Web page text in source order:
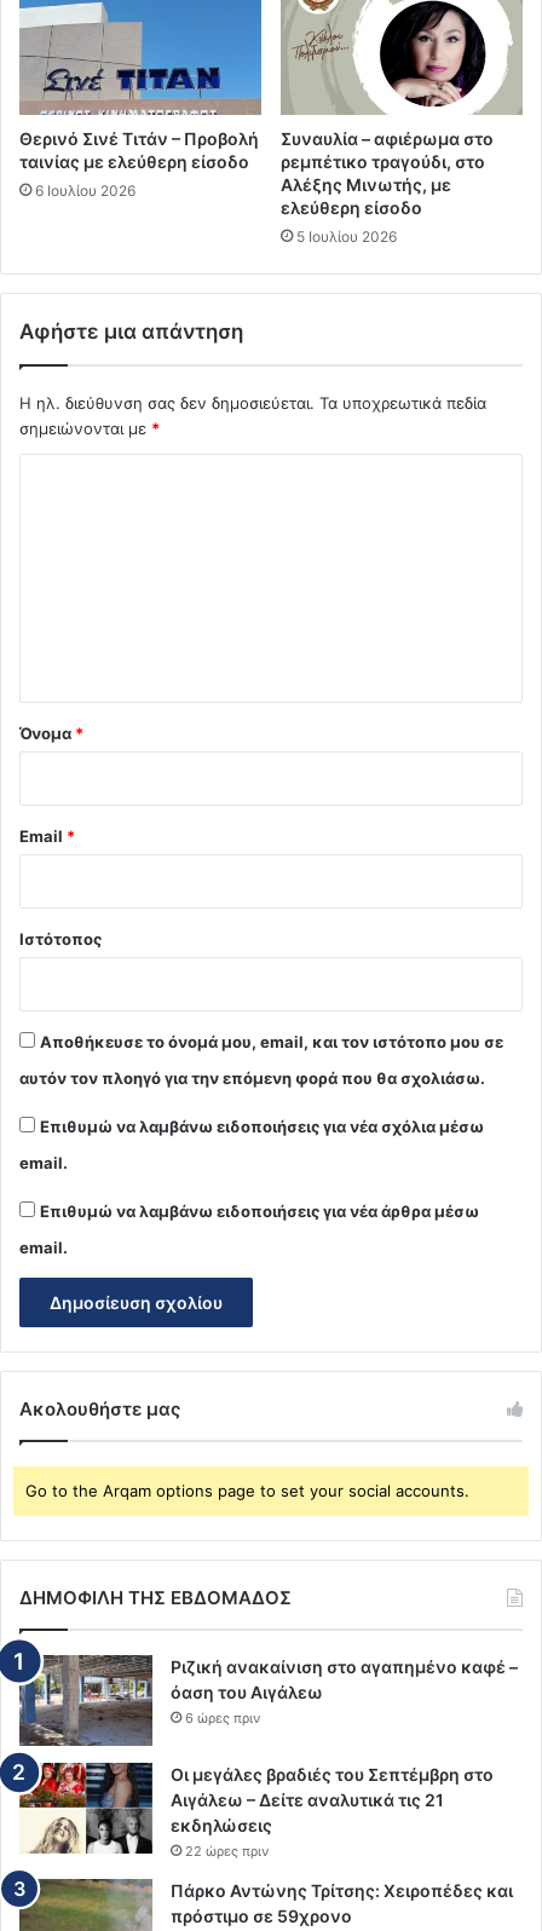
Θερινό Σινέ Τιτάν – Προβολή
ταινίας με ελεύθερη είσοδο
6 Ιουλίου 2026
Συναυλία – αφιέρωμα στο
ρεμπέτικο τραγούδι, στο
Αλέξης Μινωτής, με
ελεύθερη είσοδο
5 Ιουλίου 2026
Αφήστε μια απάντηση
Η ηλ. διεύθυνση σας δεν δημοσιεύεται. Τα υποχρεωτικά πεδία
σημειώνονται με *
Όνομα *
Email *
Ιστότοπος
Αποθήκευσε το όνομά μου, email, και τον ιστότοπο μου σε
αυτόν τον πλοηγό για την επόμενη φορά που θα σχολιάσω.
Επιθυμώ να λαμβάνω ειδοποιήσεις για νέα σχόλια μέσω
email.
Επιθυμώ να λαμβάνω ειδοποιήσεις για νέα άρθρα μέσω
email.
Ακολουθήστε μας
Go to the Arqam options page to set your social accounts.
ΔΗΜΟΦΙΛΗ ΤΗΣ ΕΒΔΟΜΑΔΟΣ
Ριζική ανακαίνιση στο αγαπημένο καφέ –
όαση του Αιγάλεω
6 ώρες πριν
Οι μεγάλες βραδιές του Σεπτέμβρη στο
Αιγάλεω – Δείτε αναλυτικά τις 21
εκδηλώσεις
22 ώρες πριν
Πάρκο Αντώνης Τρίτσης: Χειροπέδες και
πρόστιμο σε 59χρονο